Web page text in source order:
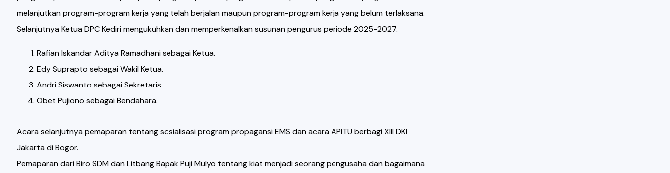
melanjutkan program-program kerja yang telah berjalan maupun program-program kerja yang belum terlaksana.
Selanjutnya Ketua DPC Kediri mengukuhkan dan memperkenalkan susunan pengurus periode 2025-2027.
Rafian Iskandar Aditya Ramadhani sebagai Ketua.
Edy Suprapto sebagai Wakil Ketua.
Andri Siswanto sebagai Sekretaris.
Obet Pujiono sebagai Bendahara.
Acara selanjutnya pemaparan tentang sosialisasi program propagansi EMS dan acara APITU berbagi XIII DKI
Jakarta di Bogor.
Pemaparan dari Biro SDM dan Litbang Bapak Puji Mulyo tentang kiat menjadi seorang pengusaha dan bagaimana